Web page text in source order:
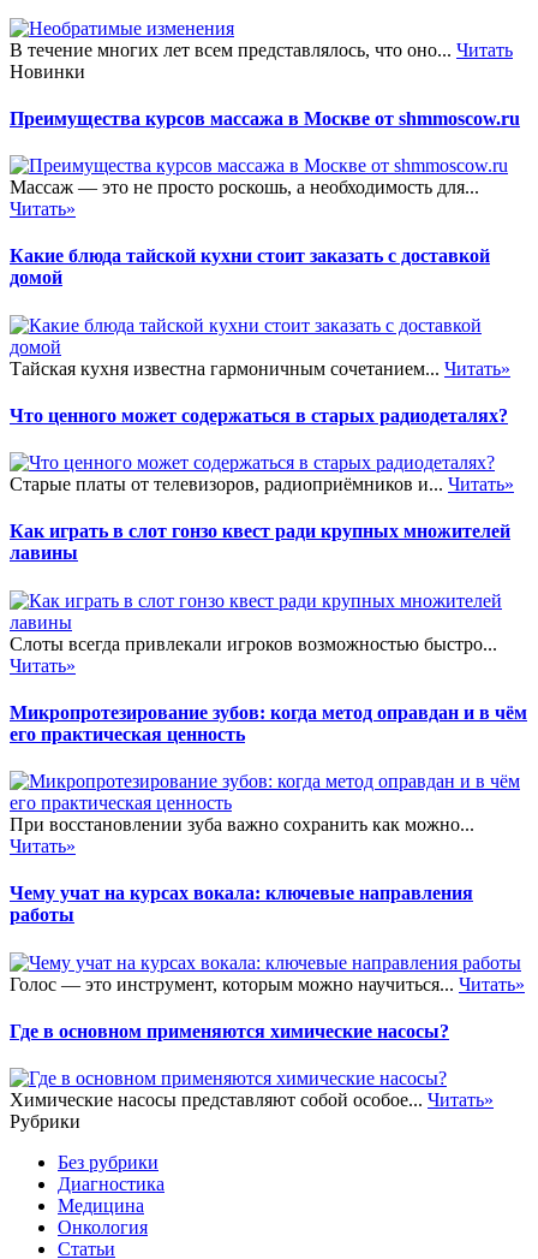
В течение многих лет всем представлялось, что оно... Читать
Новинки
Преимущества курсов массажа в Москве от shmmoscow.ru
Массаж — это не просто роскошь, а необходимость для...
Читать»
Какие блюда тайской кухни стоит заказать с доставкой
домой
Тайская кухня известна гармоничным сочетанием... Читать»
Что ценного может содержаться в старых радиодеталях?
Старые платы от телевизоров, радиоприёмников и... Читать»
Как играть в слот гонзо квест ради крупных множителей
лавины
Слоты всегда привлекали игроков возможностью быстро...
Читать»
Микропротезирование зубов: когда метод оправдан и в чём
его практическая ценность
При восстановлении зуба важно сохранить как можно...
Читать»
Чему учат на курсах вокала: ключевые направления
работы
Голос — это инструмент, которым можно научиться... Читать»
Где в основном применяются химические насосы?
Химические насосы представляют собой особое... Читать»
Рубрики
Без рубрики
Диагностика
Медицина
Онкология
Статьи